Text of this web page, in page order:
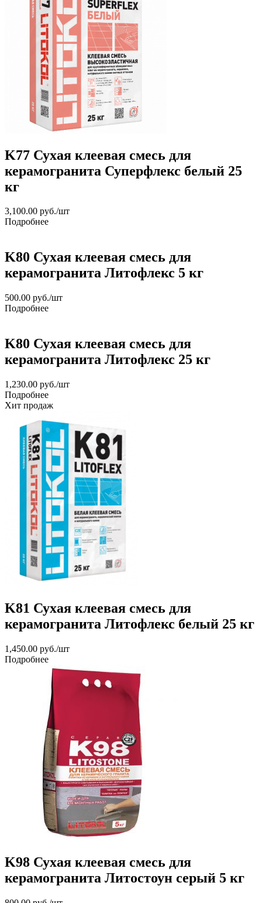
K77 Сухая клеевая смесь для
керамогранита Суперфлекс белый 25
кг
3,100.00 руб./шт
Подробнее
K80 Сухая клеевая смесь для
керамогранита Литофлекс 5 кг
500.00 руб./шт
Подробнее
K80 Сухая клеевая смесь для
керамогранита Литофлекс 25 кг
1,230.00 руб./шт
Подробнее
Хит продаж
K81 Сухая клеевая смесь для
керамогранита Литофлекс белый 25 кг
1,450.00 руб./шт
Подробнее
K98 Сухая клеевая смесь для
керамогранита Литостоун серый 5 кг